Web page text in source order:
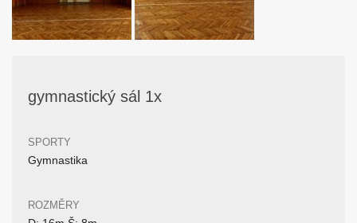
gymnastický sál 1x
SPORTY
Gymnastika
ROZMĚRY